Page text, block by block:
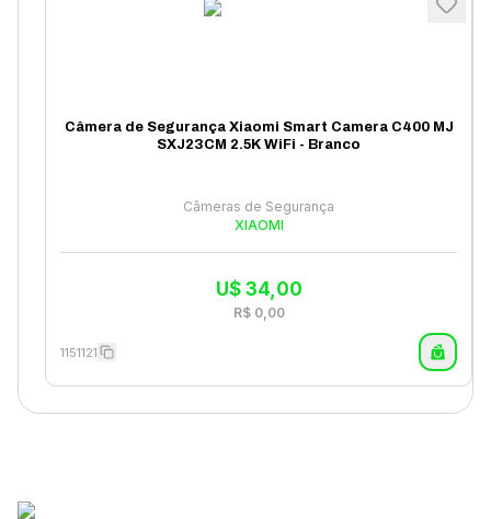
Câmera de Segurança Xiaomi Smart Camera C400 MJ
SXJ23CM 2.5K WiFi - Branco
Câmeras de Segurança
XIAOMI
U$ 34,00
R$ 0,00
1151121